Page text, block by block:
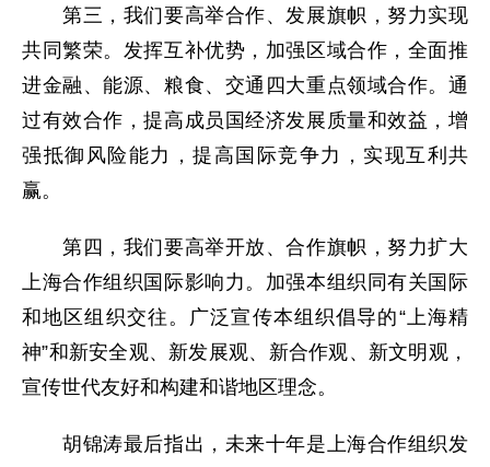
第三，我们要高举合作、发展旗帜，努力实现
共同繁荣。发挥互补优势，加强区域合作，全面推
进金融、能源、粮食、交通四大重点领域合作。通
过有效合作，提高成员国经济发展质量和效益，增
强抵御风险能力，提高国际竞争力，实现互利共
赢。
第四，我们要高举开放、合作旗帜，努力扩大
上海合作组织国际影响力。加强本组织同有关国际
和地区组织交往。广泛宣传本组织倡导的“上海精
神”和新安全观、新发展观、新合作观、新文明观，
宣传世代友好和构建和谐地区理念。
胡锦涛最后指出，未来十年是上海合作组织发